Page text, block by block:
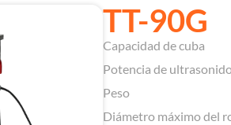
TT-90G
Capacidad de cuba
Potencia de
Peso
Diámetro máximo del